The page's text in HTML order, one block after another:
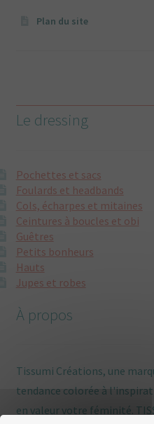
Plan du site
Le dressing
Pochettes et sacs
Foulards et headbands
Cols, écharpes et mitaines
Ceintures à boucles et obi
Guêtres
Petits bonheurs
Hauts
Jupes et robes
À propos
Tissumi Créations, une
tendance colorée à
en valeur votre féminité.